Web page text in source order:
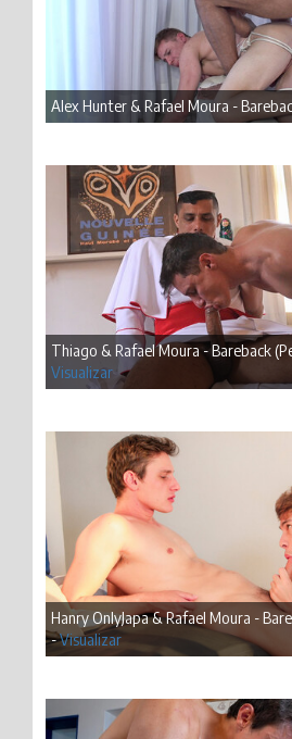
Alex Hunter & Rafael Moura -
Thiago & Rafael Moura - Bareback
Visualizar
Hanry OnlyJapa & Rafael Moura -
-Visualizar